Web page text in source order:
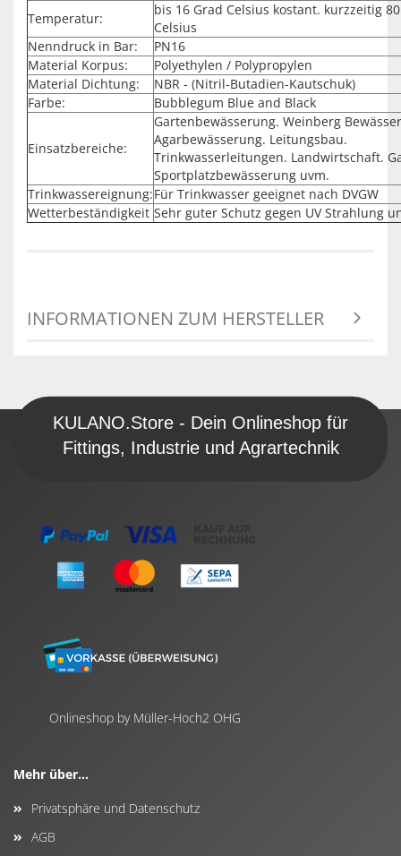
Temperatur:
bis 16 Grad Celsius kostant. kurzzeitig
Celsius
Nenndruck in Bar:
PN16
Material Korpus:
Polyethylen / Polypropylen
Material Dichtung:
NBR - (Nitril-Butadien-Kautschuk)
Farbe:
Bubblegum Blue and Black
Einsatzbereiche:
Gartenbewässerung. Weinberg
Agarbewässerung. Leitungsbau.
Trinkwasserleitungen. Landwirtschaft.
Sportplatzbewässerung uvm.
Trinkwassereignung:Für Trinkwasser geeignet nach DVGW
Wetterbeständigkeit Sehr guter Schutz gegen UV Strahlung
INFORMATIONEN ZUM HERSTELLER
KULANO.Store - Dein Onlineshop für
Fittings, Industrie und Agrartechnik
Onlineshop by Müller-Hoch2 OHG
Mehr über...
Privatsphäre und Datenschutz
AGB